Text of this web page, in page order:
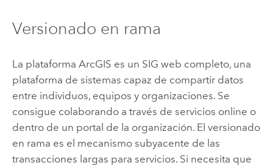
Versionado en rama
La plataforma ArcGIS es un SIG web completo, una
plataforma de sistemas capaz de compartir datos
entre individuos, equipos y organizaciones. Se
consigue colaborando a través de servicios online o
dentro de un portal de la organización. El versionado
en rama es el mecanismo subyacente de las
transacciones largas para servicios. Si necesita que